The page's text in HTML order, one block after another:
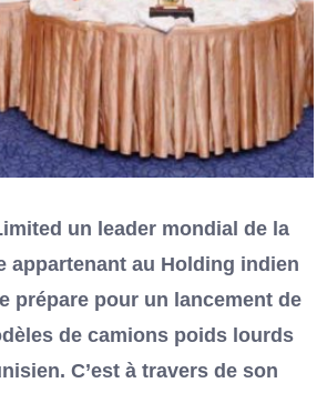
un leader mondial de la
appartenant au Holding indien
prépare pour un lancement de
de camions poids lourds
C’est à travers de son